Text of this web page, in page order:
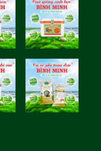
Học Bình
Minh